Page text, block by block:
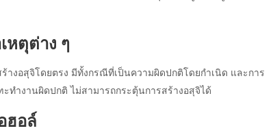
หตุต่าง ๆ
างอสุจิโดยตรง มีทั้งกรณีที่เป็นความผิดปกติโดยกำเนิด และการ
ำงานผิดปกติ ไม่สามารถกระตุ้นการสร้างอสุจิได้
ฮอล์